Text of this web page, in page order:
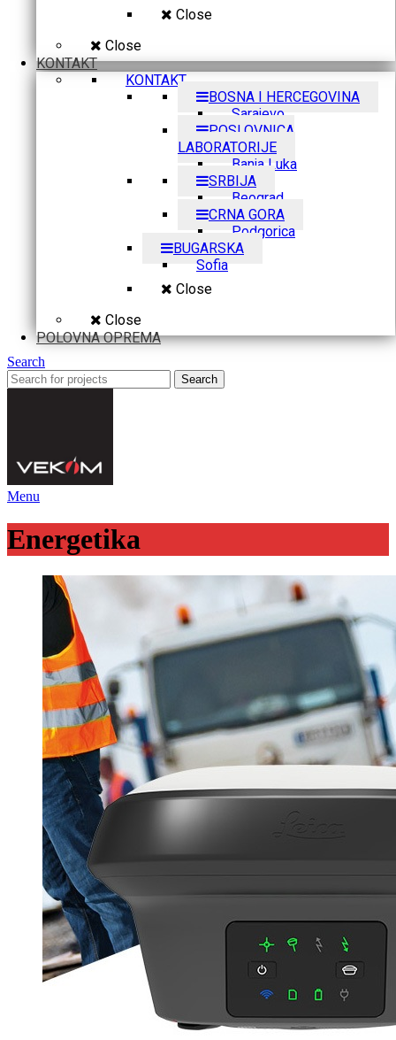
Close
Close
KONTAKT
KONTAKT
BOSNA I HERCEGOVINA
Sarajevo
POSLOVNICA
LABORATORIJE
Banja Luka
SRBIJA
Beograd
CRNA GORA
Podgorica
BUGARSKA
Sofia
Close
Close
POLOVNA OPREMA
Search
Search
Menu
Energetika